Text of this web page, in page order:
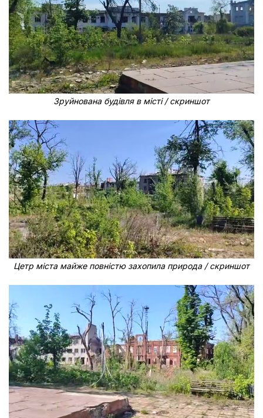
Зруйнована будівля в місті / скриншот
Цетр міста майже повністю захопила природа / скриншот